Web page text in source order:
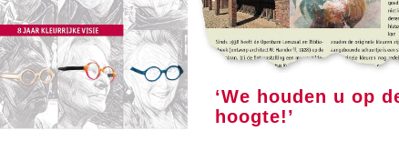
‘We houden u op
hoogte!’